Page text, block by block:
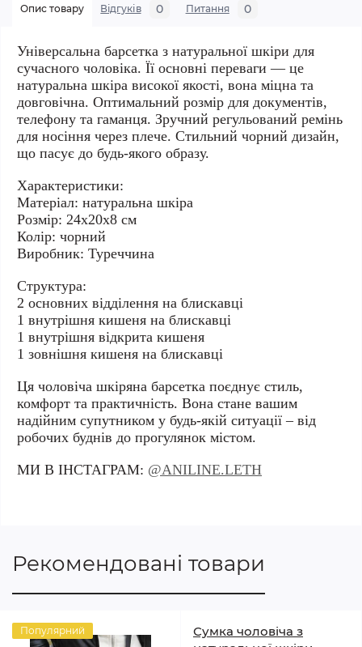
Опис товару Відгуків 0 Питання 0
Універсальна барсетка з натуральної шкіри для
сучасного чоловіка. Її основні переваги — це
натуральна шкіра високої якості, вона міцна та
довговічна. Оптимальний розмір для документів,
телефону та гаманця. Зручний регульований ремінь
для носіння через плече. Стильний чорний дизайн,
що пасує до будь-якого образу.
Характеристики:
Матеріал: натуральна шкіра
Розмір: 24х20х8 см
Колір: чорний
Виробник: Туреччина
Структура:
2 основних відділення на блискавці
1 внутрішня кишеня на блискавці
1 внутрішня відкрита кишеня
1 зовнішня кишеня на блискавці
Ця чоловіча шкіряна барсетка поєднує стиль,
комфорт та практичність. Вона стане вашим
надійним супутником у будь-якій ситуації – від
робочих буднів до прогулянок містом.
МИ В ІНСТАГРАМ: @ANILINE.LETH
Рекомендовані товари
Популярний
Сумка чоловіча з